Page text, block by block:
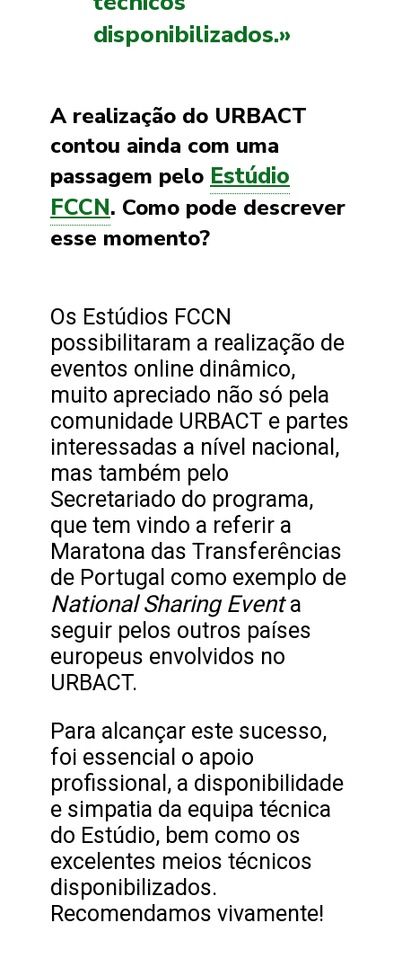
disponibilizados.»
A realização do URBACT
contou ainda com uma
passagem pelo Estúdio
FCCN. Como pode descrever
esse momento?
Os Estúdios FCCN
possibilitaram a realização de
eventos online dinâmico,
muito apreciado não só pela
comunidade URBACT e partes
interessadas a nível nacional,
mas também pelo
Secretariado do programa,
que tem vindo a referir a
Maratona das Transferências
de Portugal como exemplo de
National Sharing Eventa
seguir pelos outros países
europeus envolvidos no
URBACT.
Para alcançar este sucesso,
foi essencial o apoio
profissional, a disponibilidade
e simpatia da equipa técnica
do Estúdio, bem como os
excelentes meios técnicos
disponibilizados.
Recomendamos vivamente!